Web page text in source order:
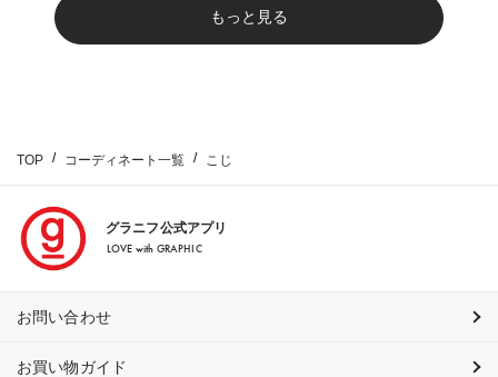
もっと見る
TOP コーディネート一覧 こじ
グラニフ公式アプリ
LOVE with GRAPHIC
お問い合わせ
お買い物ガイド